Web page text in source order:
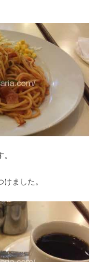
ました。